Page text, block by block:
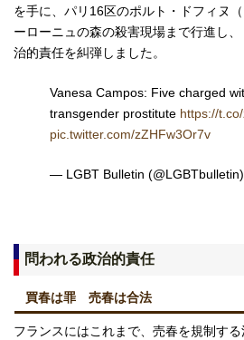
を手に、パリ16区のポルト・ドフィヌ
ーローニュの森の殺害現場まで行進し
治的責任を糾弾しました。
Vanesa Campos: Five charged
transgender prostitute https://
pic.twitter.com/zZHFw3Or7v
— LGBT Bulletin (@LGBTbulletin)
問われる政治的責任
買春は罪 売春は合法
フランスにはこれまで、売春を規制す